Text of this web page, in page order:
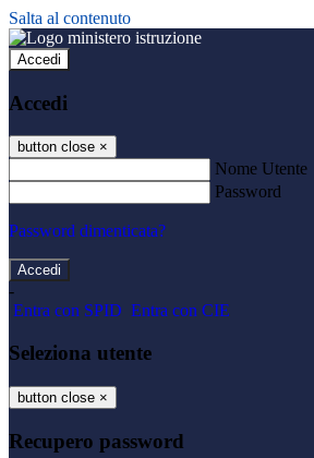
Salta al contenuto
Accedi
Accedi
button close ×
Nome Utente
Password
Password dimenticata?
-
Entra con SPID Entra con CIE
Seleziona utente
button close ×
Recupero password